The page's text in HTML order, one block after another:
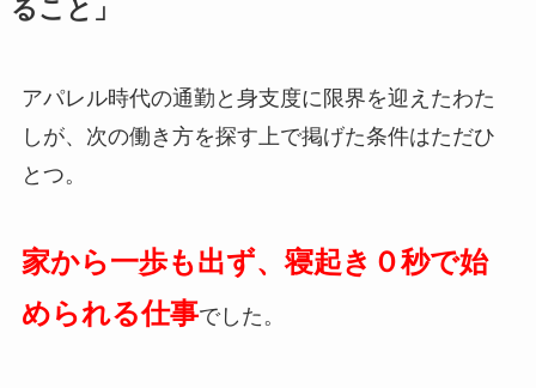
ること」
アパレル時代の通勤と身支度に限界を迎えたわた
しが、次の働き方を探す上で掲げた条件はただひ
とつ。
家から一歩も出ず、寝起き０秒で始
められる仕事でした。